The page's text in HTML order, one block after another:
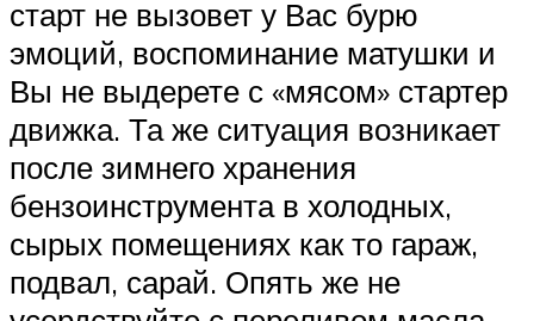
старт не вызовет у Вас бурю
эмоций, воспоминание матушки и
Вы не выдерете с «мясом» стартер
движка. Та же ситуация возникает
после зимнего хранения
бензоинструмента в холодных,
сырых помещениях как то гараж,
подвал, сарай. Опять же не